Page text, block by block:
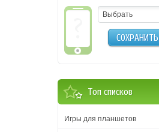
Выбрать
СОХРАНИТЬ
Топ списков
Игры для планшетов